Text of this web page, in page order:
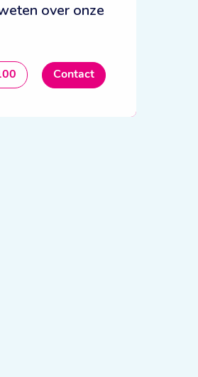
over onze
Contact